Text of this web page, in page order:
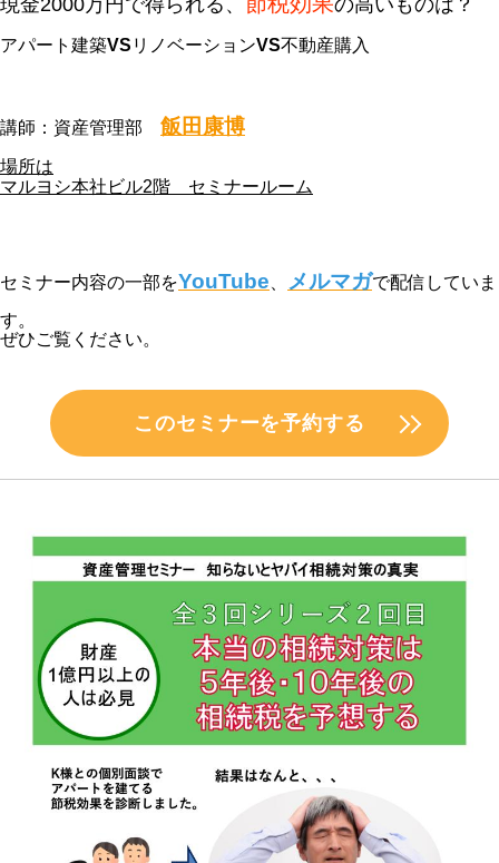
アパート建築VS リノベーションVS不動産購入
講師：資産管理部 飯田康博
場所は
マルヨシ本社ビル2階 セミナールーム
セミナー内容の一部をYouTube メルマガで配信していま
す。
ぜひご覧ください。
このセミナーを予約する